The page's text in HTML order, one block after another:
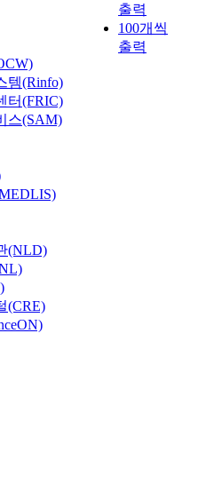
출력
100개씩
출력
템(Rinfo)
터(FRIC)
스(SAM)
(NLD)
(CRE)